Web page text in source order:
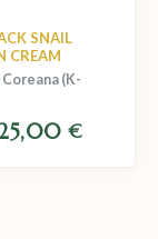
SNAIL
CREAM
(K-
€